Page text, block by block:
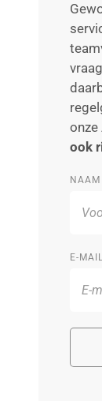
onze
ook
NAAM
E-